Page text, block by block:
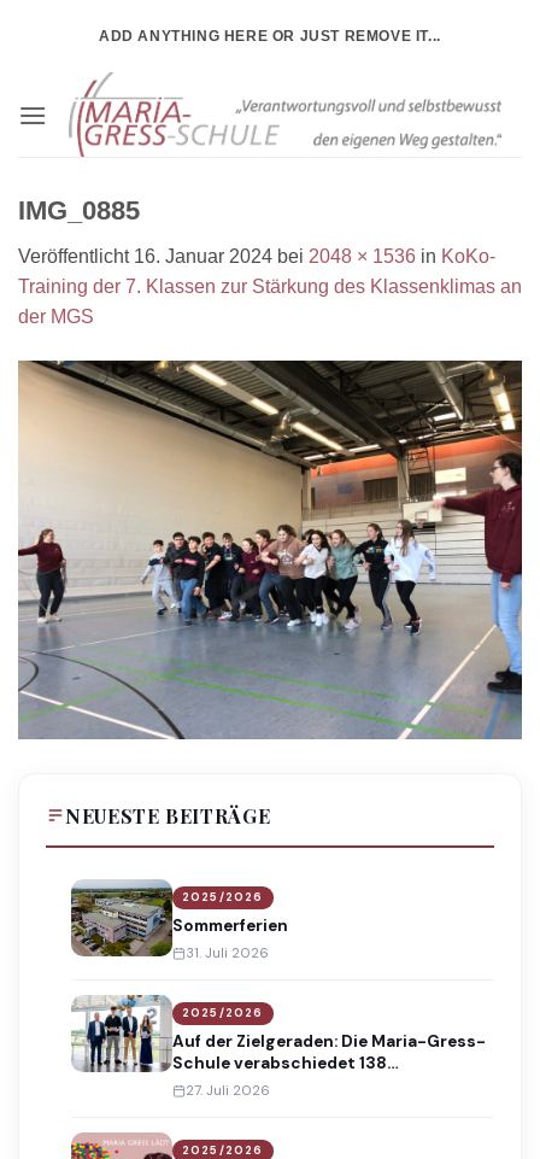
ADD ANYTHING HERE OR JUST REMOVE IT...
IMG_0885
Veröffentlicht 16. Januar 2024 bei 2048 × 1536 in KoKo-
Training der 7. Klassen zur Stärkung des Klassenklimas an
der MGS
NEUESTE BEITRÄGE
2025/2026
Sommerferien
31. Juli 2026
2025/2026
Auf der Zielgeraden: Die Maria-Gress-
Schule verabschiedet 138
Absolventinnen und Absolventen
27. Juli 2026
2025/2026